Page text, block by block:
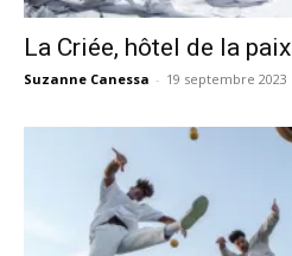
La Criée, hôtel de la paix
Suzanne Canessa - 19 septembre 2023